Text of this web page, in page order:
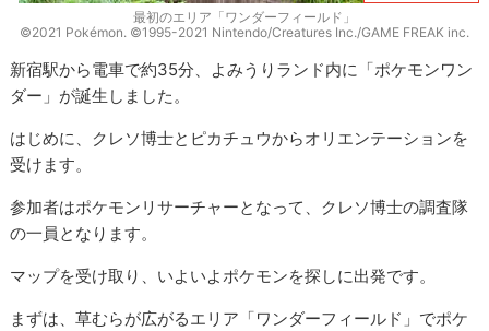
最初のエリア「ワンダーフィールド」
©2021 Pokémon. ©1995-2021 Nintendo/Creatures Inc./GAME FREAK inc.
新宿駅から電車で約35分、よみうりランド内に「ポケモンワン
ダー」が誕生しました。
はじめに、クレソ博士とピカチュウからオリエンテーションを
受けます。
参加者はポケモンリサーチャーとなって、クレソ博士の調査隊
の一員となります。
マップを受け取り、いよいよポケモンを探しに出発です。
まずは、草むらが広がるエリア「ワンダーフィールド」でポケ